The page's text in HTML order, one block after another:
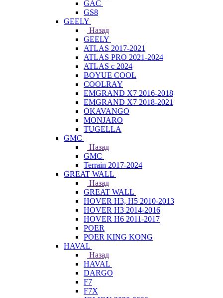
GAC
GS8
GEELY
Назад
GEELY
ATLAS 2017-2021
ATLAS PRO 2021-2024
ATLAS с 2024
BOYUE COOL
COOLRAY
EMGRAND X7 2016-2018
EMGRAND X7 2018-2021
OKAVANGO
MONJARO
TUGELLA
GMC
Назад
GMC
Terrain 2017-2024
GREAT WALL
Назад
GREAT WALL
HOVER H3, H5 2010-2013
HOVER H3 2014-2016
HOVER H6 2011-2017
POER
POER KING KONG
HAVAL
Назад
HAVAL
DARGO
F7
F7X